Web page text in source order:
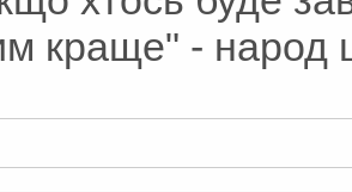
краще" - народ